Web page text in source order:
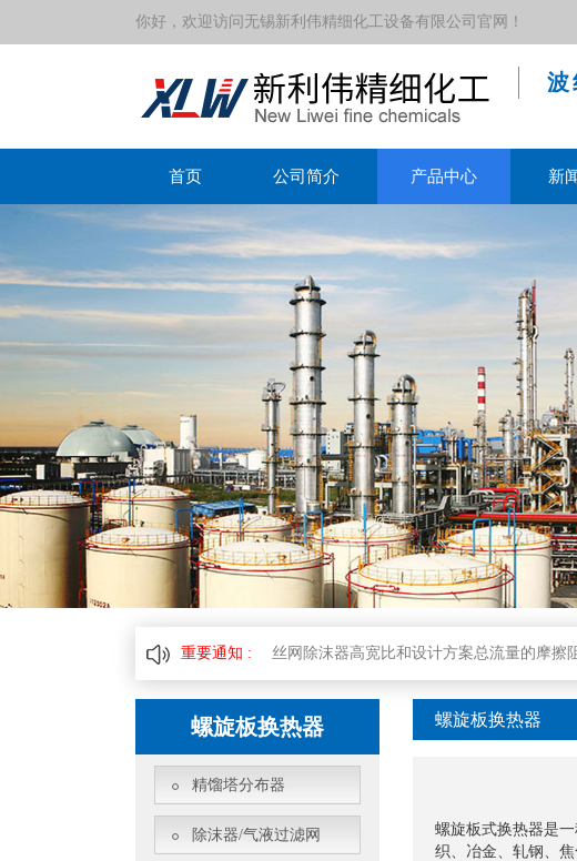
你好，欢迎访问无锡新利伟精细化工设备有限公司官网！
波
首页 公司简介 产品中心 新
重要通知 :
丝网除沫器设备中应用的实际效果、如何确
对丝网除沫器进行简单的分析其构件组成和
丝网除沫器高宽比和设计方案总流量的摩擦
轻轻松松判断丝网除沫器品质和价钱-金属丝
丝网除沫器中改性材料过滤材料是怎样过虑
聚四氟乙烯丝网除沫器的应用领域、安装和
丝网除沫器设备中应用的实际效果、如何确
螺旋板换热器
精馏塔分布器
除沫器/气液过滤网
螺旋板换热器
螺旋板式换热器是
织、冶金、轧钢、